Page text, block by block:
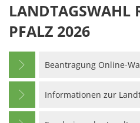
Landtagswahl
2026
LANDTAGSWAHL
PFALZ 2026
Beantragung Online-
Informationen zur